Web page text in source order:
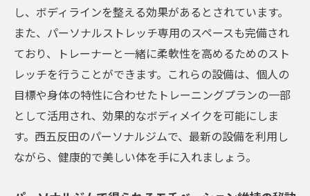
体験レッスンで雰囲気を実感する
パーソナルジムで得られるダイエットと健康へ
の新たな視点
パーソナルジムでのダイエット体験談
新しい健康習慣を身につける方法
体と心が変わるプロセスの理解
ジムを通じた健康コミュニティの形成
し、ボディラインを整える効果があるとされています。
また、パーソナルストレッチ専用のスペースも完備され
ており、トレーナーと一緒に柔軟性を高めるためのスト
レッチを行うことができます。これらの設備は、個人の
目標や身体の特性に合わせたトレーニングプランの一部
として活用され、効果的なボディメイクを可能にしま
す。西五反田のパーソナルジムで、最新の設備を利用し
ながら、健康的で美しい体を手に入れましょう。